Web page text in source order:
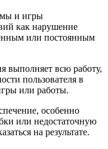
и игры
как нарушение
или постоянным
выполняет всю работу,
пользователя в
или работы.
особенно
или недостаточную
на результате.